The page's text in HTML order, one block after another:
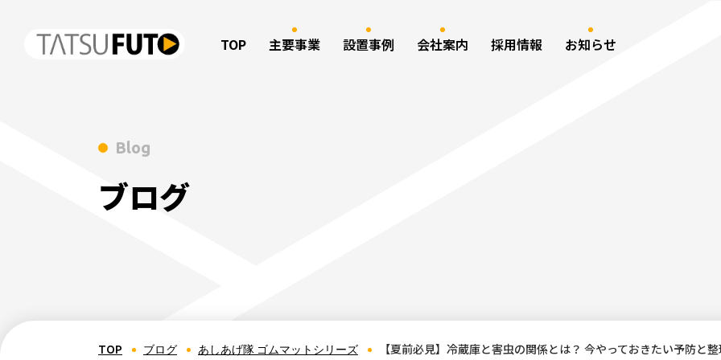
TOP 主要事業 設置事例 会社案内 採用情報 お知らせ
Blog
ブログ
TOP ブログ あしあげ隊 ゴムマットシリーズ 【夏前必見】冷蔵庫と害虫の関係とは？ 今やっておきたい予防と